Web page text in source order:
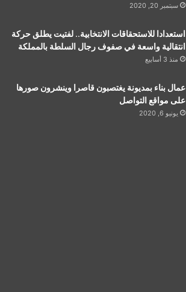
سبتمبر 20, 2020
استعدادا للاستحقاقات الانتخابية.. لفتيت يطلق حركة
انتقالية واسعة في صفوف رجال السلطة بالمملكة
منذ 3 أسابيع
عمال بناء بمديونة يغتصبون قاصرا وينشرون صورها
على مواقع التواصل
يونيو 6, 2020